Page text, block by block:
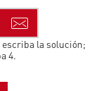
la solución;
4.